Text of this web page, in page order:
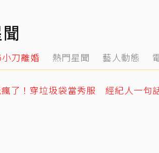
刀離婚 熱門星聞 藝人動態
瘋了！穿垃圾袋當秀服 經紀人一句